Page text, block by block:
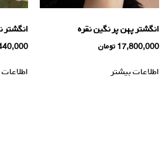
انگشتر پهن پر نگین نقره
17,800,000 تومان
اطلاعات بیشتر
انگشتر